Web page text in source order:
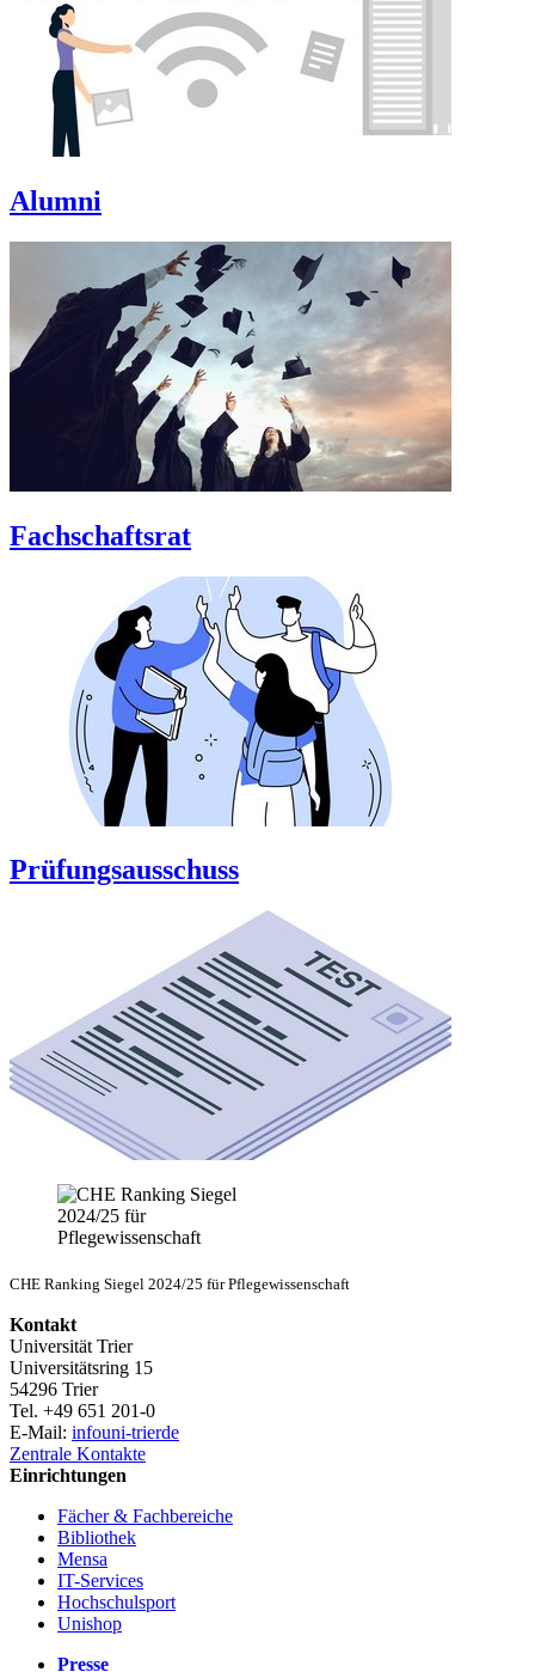
Alumni
Fachschaftsrat
Prüfungsausschuss
CHE Ranking Siegel 2024/25 für Pflegewissenschaft
Kontakt
Universität Trier
Universitätsring 15
54296 Trier
Tel. +49 651 201-0
E-Mail: infouni-trierde
Zentrale Kontakte
Einrichtungen
Fächer & Fachbereiche
Bibliothek
Mensa
IT-Services
Hochschulsport
Unishop
Presse